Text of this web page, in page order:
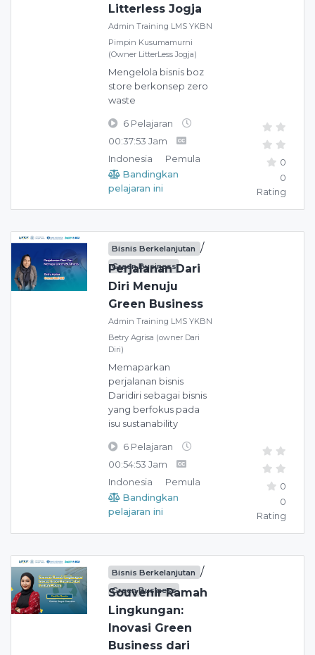
Litterless Jogja
Admin Training LMS YKBN
Pimpin Kusumamurni
(Owner LitterLess Jogja)
Mengelola bisnis boz
store berkonsep zero
waste
6 Pelajaran
00:37:53 Jam
Indonesia
Pemula
Bandingkan
pelajaran ini
0
0
Rating
Bisnis Berkelanjutan /
Green Business
Perjalanan Dari
Diri Menuju
Green Business
Admin Training LMS YKBN
Betry Agrisa (owner Dari
Diri)
Memaparkan
perjalanan bisnis
Daridiri sebagai bisnis
yang berfokus pada
isu sustanability
6 Pelajaran
00:54:53 Jam
Indonesia
Pemula
Bandingkan
pelajaran ini
0
0
Rating
Bisnis Berkelanjutan /
Green Business
Souvenir Ramah
Lingkungan:
Inovasi Green
Business dari